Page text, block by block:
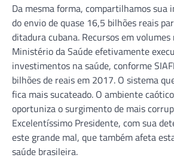
Da mesma forma, compartilhamos sua
do envio de quase 16,5 bilhões reais
ditadura cubana. Recursos em volumes
Ministério da Saúde efetivamente
investimentos na saúde, conforme
bilhões de reais em 2017. O sistema
fica mais sucateado. O ambiente
oportuniza o surgimento de mais
Excelentíssimo Presidente, com sua
este grande mal, que também afeta
saúde brasileira.